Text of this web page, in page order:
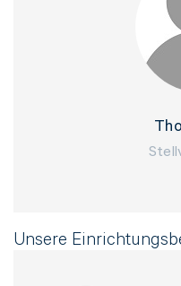
Bitte tragen Sie wenn
Unsere